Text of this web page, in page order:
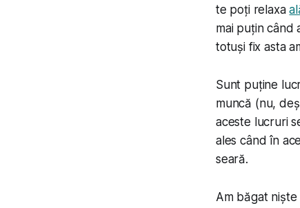
te poți relaxa
mai puțin când
totuși fix asta
Sunt puține
muncă (nu,
aceste lucruri
ales când în
seară.
Am băgat niște